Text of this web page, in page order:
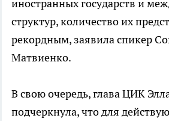
иностранных государств и
структур, количество их
рекордным, заявила спикер
Матвиенко.
В свою очередь, глава ЦИК
подчеркнула, что для